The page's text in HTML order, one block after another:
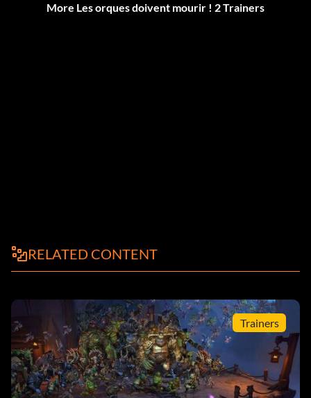
More Les orques doivent mourir ! 2 Trainers
RELATED CONTENT
Trainers